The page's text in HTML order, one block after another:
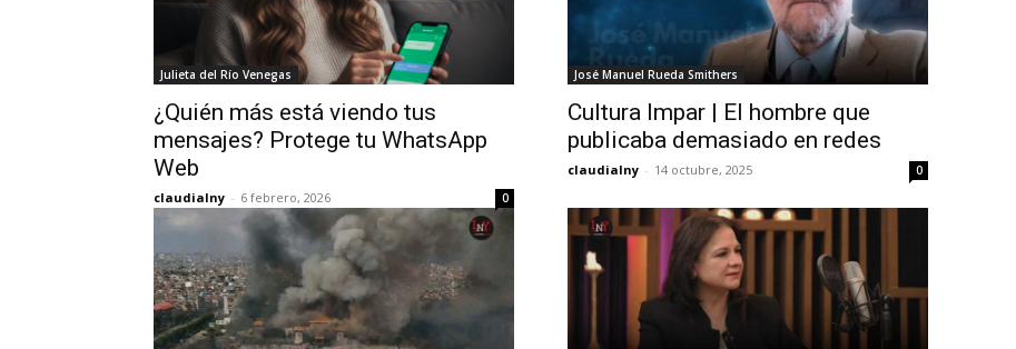
Julieta del Río Venegas
¿Quién más está viendo tus
mensajes? Protege tu WhatsApp
Web
claudialny - 6 febrero, 2026 0
José Manuel Rueda Smithers
Cultura Impar | El hombre que
publicaba demasiado en redes
claudialny - 14 octubre, 2025 0